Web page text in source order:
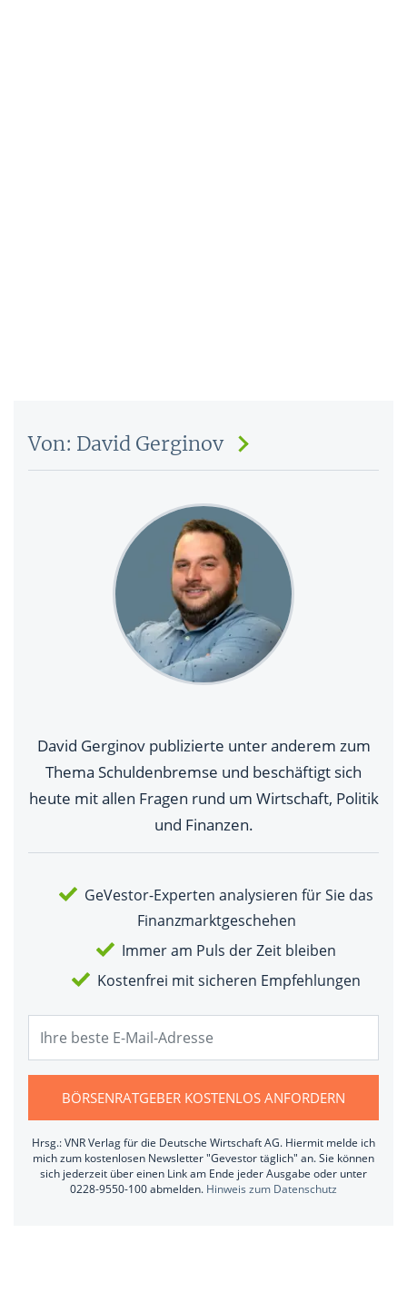
Von: David Gerginov
David Gerginov publizierte unter anderem zum
Thema Schuldenbremse und beschäftigt sich
heute mit allen Fragen rund um Wirtschaft, Politik
und Finanzen.
GeVestor-Experten analysieren für Sie das
Finanzmarktgeschehen
Immer am Puls der Zeit bleiben
Kostenfrei mit sicheren Empfehlungen
BÖRSENRATGEBER KOSTENLOS ANFORDERN
Hrsg.: VNR Verlag für die Deutsche Wirtschaft AG. Hiermit melde ich
mich zum kostenlosen Newsletter "Gevestor täglich" an. Sie können
sich jederzeit über einen Link am Ende jeder Ausgabe oder unter
0228-9550-100 abmelden. Hinweis zum Datenschutz